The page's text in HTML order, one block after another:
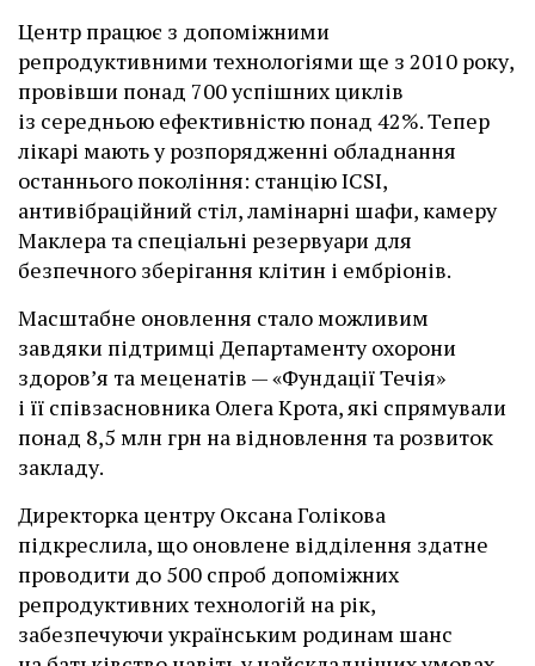
Центр працює з допоміжними
репродуктивними технологіями ще з 2010 року,
провівши понад 700 успішних циклів
із середньою ефективністю понад 42%. Тепер
лікарі мають у розпорядженні обладнання
останнього покоління: станцію ІCSI,
антивібраційний стіл, ламінарні шафи, камеру
Маклера та спеціальні резервуари для
безпечного зберігання клітин і ембріонів.
Масштабне оновлення стало можливим
завдяки підтримці Департаменту охорони
здоров’я та меценатів — «Фундації Течія»
і її співзасновника Олега Крота, які спрямували
понад 8,5 млн грн на відновлення та розвиток
закладу.
Директорка центру Оксана Голікова
підкреслила, що оновлене відділення здатне
проводити до 500 спроб допоміжних
репродуктивних технологій на рік,
забезпечуючи українським родинам шанс